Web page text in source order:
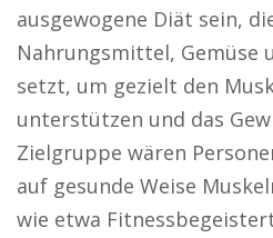
ausgewogene Diät sein,
Nahrungsmittel, Gemüse
setzt, um gezielt den
unterstützen und das
Zielgruppe wären
auf gesunde Weise
wie etwa